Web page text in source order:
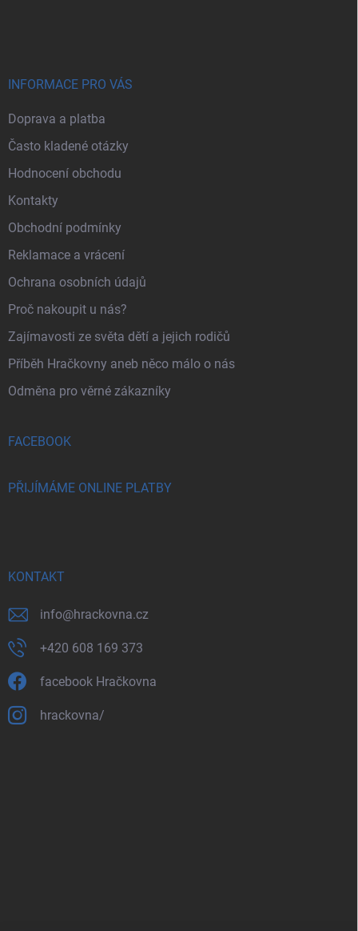
INFORMACE PRO VÁS
Doprava a platba
Často kladené otázky
Hodnocení obchodu
Kontakty
Obchodní podmínky
Reklamace a vrácení
Ochrana osobních údajů
Proč nakoupit u nás?
Zajímavosti ze světa dětí a jejich rodičů
Příběh Hračkovny aneb něco málo o nás
Odměna pro věrné zákazníky
FACEBOOK
PŘIJÍMÁME ONLINE PLATBY
KONTAKT
info@hrackovna.cz
+420 608 169 373
facebook Hračkovna
hrackovna/